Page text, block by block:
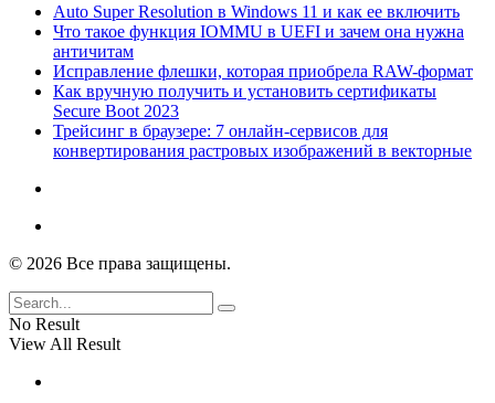
Auto Super Resolution в Windows 11 и как ее включить
Что такое функция IOMMU в UEFI и зачем она нужна
античитам
Исправление флешки, которая приобрела RAW-формат
Как вручную получить и установить сертификаты
Secure Boot 2023
Трейсинг в браузере: 7 онлайн-сервисов для
конвертирования растровых изображений в векторные
© 2026 Все права защищены.
No Result
View All Result